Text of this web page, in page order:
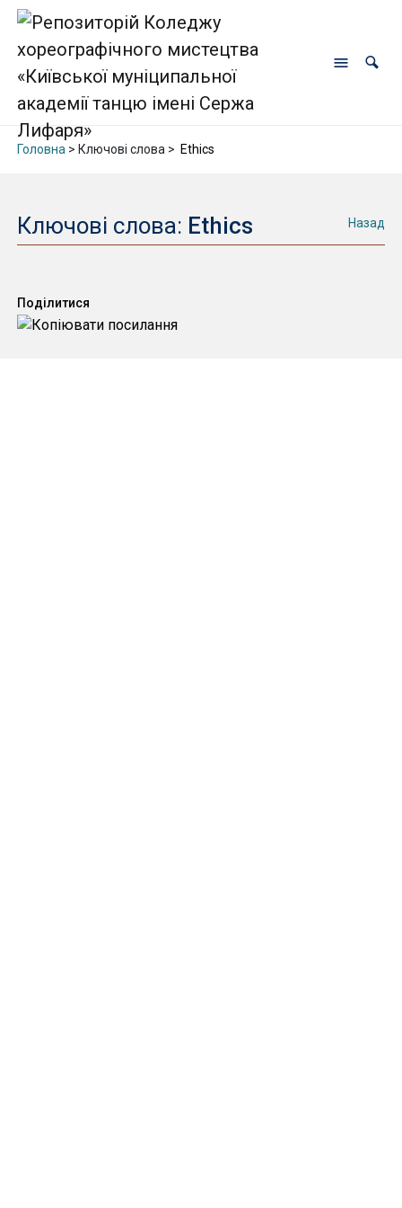
Головна > Ключові слова > Ethics
Ключові слова: Ethics Назад
Поділитися